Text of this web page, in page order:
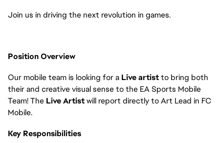
Join us in driving the next revolution in games.
Position Overview
Our mobile team is looking for a Live artistto bring both
their and creative visual sense to the EA Sports Mobile
Team! The Live Artistwill report directly to Art Lead in FC
Mobile.
Key Responsibilities